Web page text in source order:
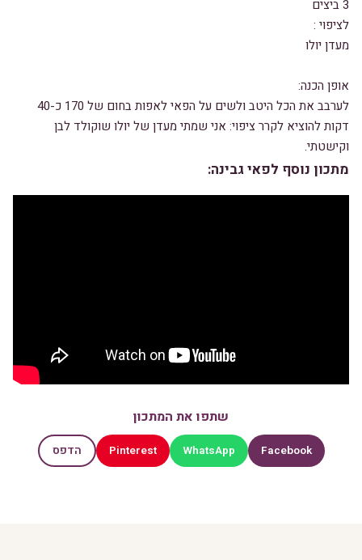
3 ביצים
לציפוי :
מעדן יולו
אופן הכנה:
לערבב את הכל היטב ולשים על הפאי לאפות בחום של 170 כ-40
דקות להוציא לקרר ציפוי: אני שמתי מעדן של יולו שוקולד לבן
וקישטתי.
מתכון נוסף לפאי גבינה:
שתפו את המתכון
Facebook
WhatsApp
Pinterest הדפס